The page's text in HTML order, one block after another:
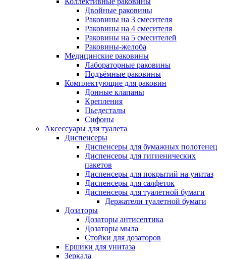
Двойные раковины
Раковины на 3 смесителя
Раковины на 4 смесителя
Раковины на 5 смесителей
Раковины-желоба
Медицинские раковины
Лабораторные раковины
Подъёмные раковины
Комплектующие для раковин
Донные клапаны
Крепления
Пьедесталы
Сифоны
Аксессуары для туалета
Диспенсеры
Диспенсеры для бумажных полотенец
Диспенсеры для гигиенических
пакетов
Диспенсеры для покрытий на унитаз
Диспенсеры для салфеток
Диспенсеры для туалетной бумаги
Держатели туалетной бумаги
Дозаторы
Дозаторы антисептика
Дозаторы мыла
Стойки для дозаторов
Ершики для унитаза
Зеркала